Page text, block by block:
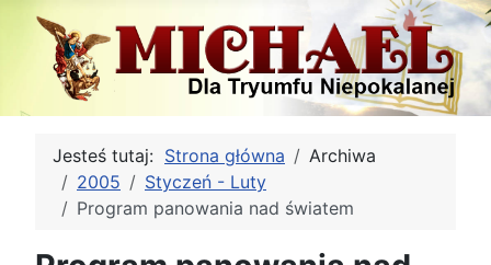
Jesteś tutaj: Strona główna
Archiwa
2005
Styczeń - Luty
Program panowania nad światem